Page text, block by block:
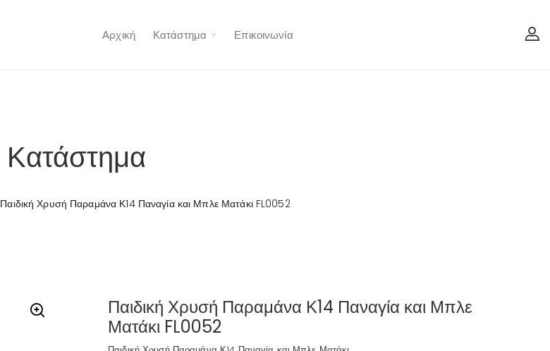
Αρχική Κατάστημα Επικοινωνία
Κατάστημα
Παιδική Χρυσή Παραμάνα Κ14 Παναγία και Μπλε Ματάκι FL0052
Παιδική Χρυσή Παραμάνα Κ14 Παναγία και Μπλε
Ματάκι FL0052